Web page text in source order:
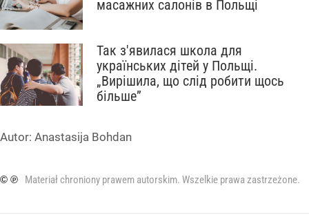
масажних салонів в Польщі
Так з'явилася школа для
українських дітей у Польщі.
„Вирішила, що слід робити щось
більше”
Autor: Anastasija Bohdan
© ℗ Materiał chroniony prawem autorskim. Wszelkie prawa zastrzeżone.